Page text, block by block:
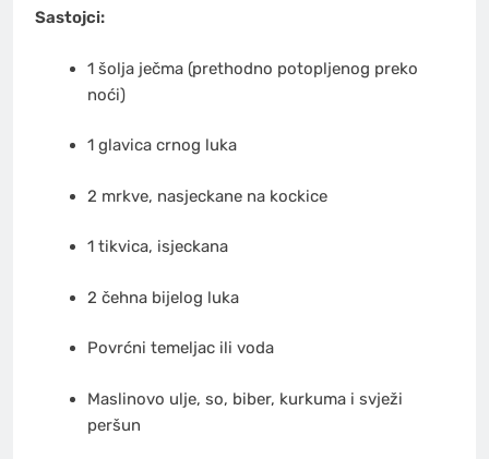
Sastojci:
1 šolja ječma (prethodno potopljenog preko
noći)
1 glavica crnog luka
2 mrkve, nasjeckane na kockice
1 tikvica, isjeckana
2 čehna bijelog luka
Povrćni temeljac ili voda
Maslinovo ulje, so, biber, kurkuma i svježi
peršun